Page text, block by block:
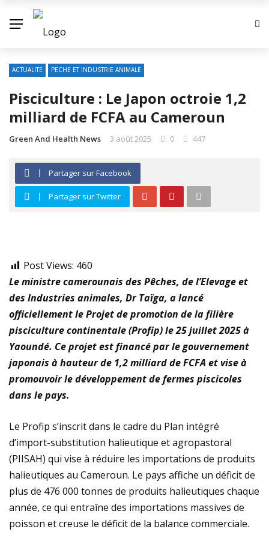
ACTUALITE PECHE ET INDUSTRIE ANIMALE
Pisciculture : Le Japon octroie 1,2
milliard de FCFA au Cameroun
Green And Health News 3 août 2025 0 447
Partager sur Facebook
Partager sur Twitter
Post Views: 460
Le ministre camerounais des Pêches, de l’Elevage et
des Industries animales, Dr Taïga, a lancé
officiellement le Projet de promotion de la filière
pisciculture continentale (Profip) le 25 juillet 2025 à
Yaoundé. Ce projet est financé par le gouvernement
japonais à hauteur de 1,2 milliard de FCFA et vise à
promouvoir le développement de fermes piscicoles
dans le pays.
Le Profip s’inscrit dans le cadre du Plan intégré
d’import-substitution halieutique et agropastoral
(PIISAH) qui vise à réduire les importations de produits
halieutiques au Cameroun. Le pays affiche un déficit de
plus de 476 000 tonnes de produits halieutiques chaque
année, ce qui entraîne des importations massives de
poisson et creuse le déficit de la balance commerciale.